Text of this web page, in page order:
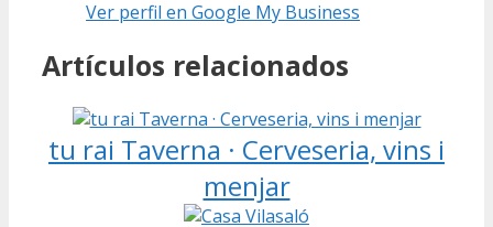
Ver perfil en Google My Business
Artículos relacionados
tu rai Taverna · Cerveseria, vins i
menjar